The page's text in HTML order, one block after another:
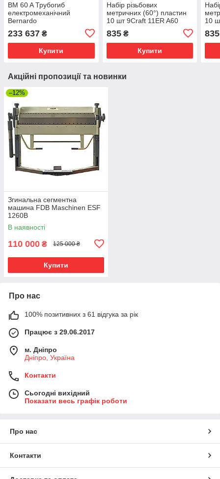
BM 60 A Трубогиб
електромеханічний
Bernardo
233 637 ₴
Купити
Набір різьбових
метричних (60°) пластин
10 шт 9Craft 11ER A60
DM10H для нержавіючої
сталі
835₴
Купити
10
835
Акційні пропозиції та новинки
–12%
Згинальна сегментна
машина FDB Maschinen ESF
1260B
В наявності
110 000 ₴ 125 000 ₴
Купити
Про нас
100% позитивних з 61 відгука за рік
Працює з 29.06.2017
м. Дніпро
Дніпро, Україна
Контакти
Сьогодні вихідний
Показати весь графік роботи
Про нас
Контакти